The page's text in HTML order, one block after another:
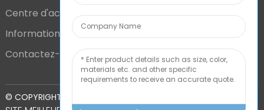
Centre d'actualités
Informations techniques
Contactez-nous
© COPYRIGHT - 2010-2024 : TOUS DROITS RÉSERVÉS.